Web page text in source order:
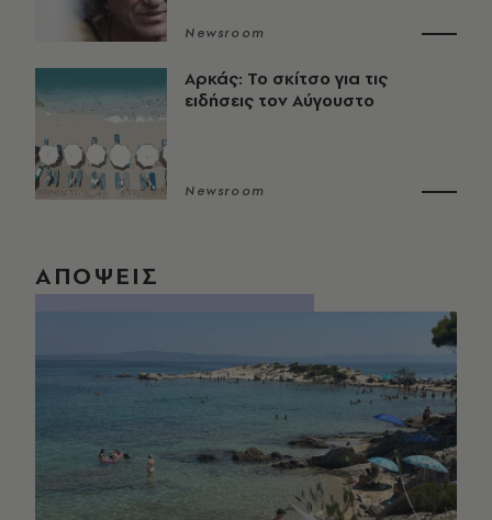
Newsroom
Αρκάς: Το σκίτσο για τις
ειδήσεις τον Αύγουστο
Newsroom
ΑΠΟΨΕΙΣ